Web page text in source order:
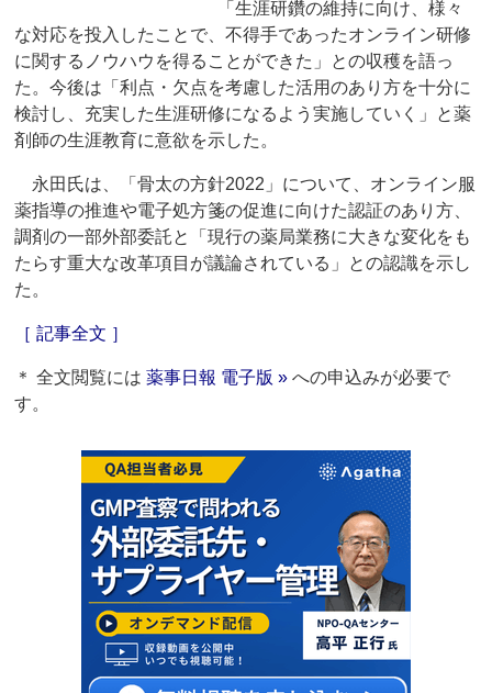
「生涯研鑽の維持に向け、様々
な対応を投入したことで、不得手であったオンライン研修
に関するノウハウを得ることができた」との収穫を語っ
た。今後は「利点・欠点を考慮した活用のあり方を十分に
検討し、充実した生涯研修になるよう実施していく」と薬
剤師の生涯教育に意欲を示した。
永田氏は、「骨太の方針2022」について、オンライン服
薬指導の推進や電子処方箋の促進に向けた認証のあり方、
調剤の一部外部委託と「現行の薬局業務に大きな変化をも
たらす重大な改革項目が議論されている」との認識を示し
た。
［ 記事全文 ］
＊ 全文閲覧には薬事日報 電子版 » への申込みが必要で
す。